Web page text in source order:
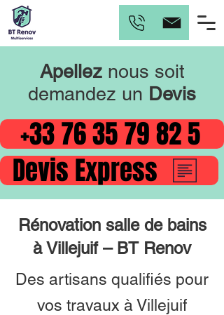
Apelleznous soit
demandez un Devis
+33 76 35 79 82 5
Devis Express
Rénovation salle de bains
à Villejuif – BT Renov
Des artisans qualifiés pour
vos travaux à Villejuif